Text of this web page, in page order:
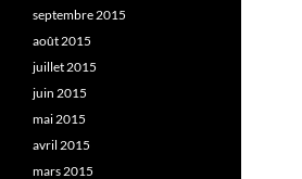
septembre 2015
août 2015
juillet 2015
juin 2015
mai 2015
avril 2015
mars 2015